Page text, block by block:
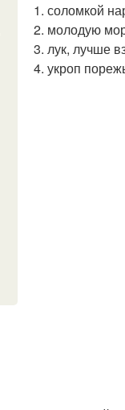
1. соломкой
2. молодую
3. лук, лучше
4. укроп